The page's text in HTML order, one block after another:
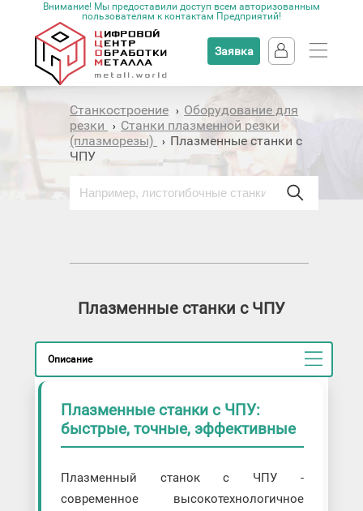
Внимание! Мы предоставили доступ всем авторизованным
пользователям к контактам Предприятий!
Заявка
Станкостроение › Оборудование для
резки
› Станки плазменной резки
(плазморезы)
› Плазменные станки с
ЧПУ
Плазменные станки с ЧПУ
Описание
Плазменные станки с ЧПУ:
быстрые, точные, эффективные
Плазменный станок с ЧПУ -
современное высокотехнологичное